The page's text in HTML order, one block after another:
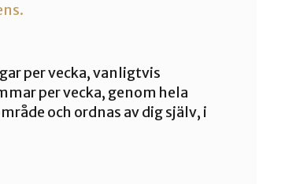
per vecka, vanligtvis
per vecka, genom hela
och ordnas av dig själv, i